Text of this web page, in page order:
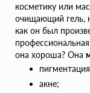
косметику или
очищающий гель,
как он был
она хороша? Она
акне;